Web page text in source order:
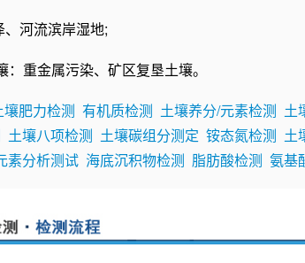
河流滨岸湿地;
：重金属污染、矿区复垦土壤。
壤肥力检测 有机质检测 土壤养分/元素检测 土
土壤八项检测 土壤碳组分测定 铵态氮检测 土
素分析测试 海底沉积物检测 脂肪酸检测 氨基